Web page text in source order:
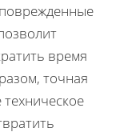
время
точная